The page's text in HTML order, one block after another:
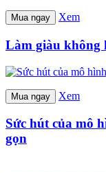
Mua ngay Xem
Làm giàu không
Mua ngay Xem
Sức hút của mô
gọn